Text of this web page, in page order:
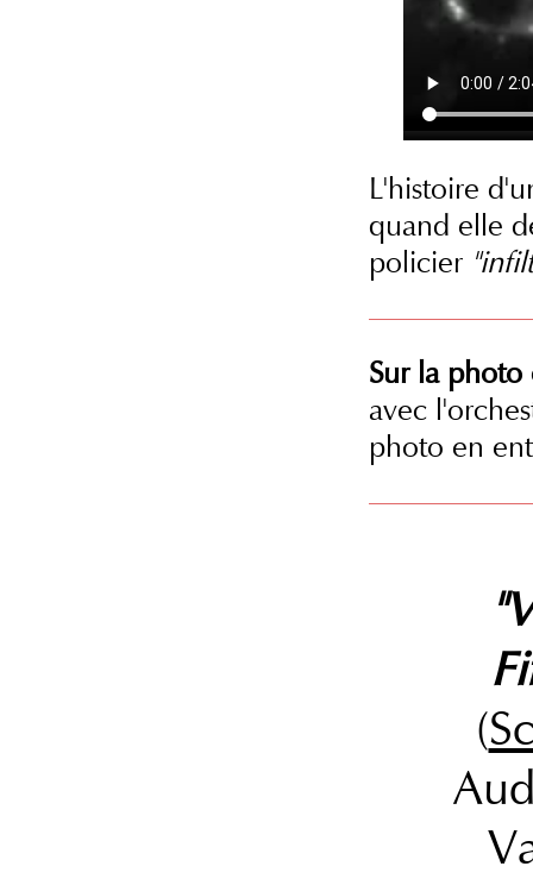
L'histoire
quand elle
policier
Sur la
avec
photo en
(